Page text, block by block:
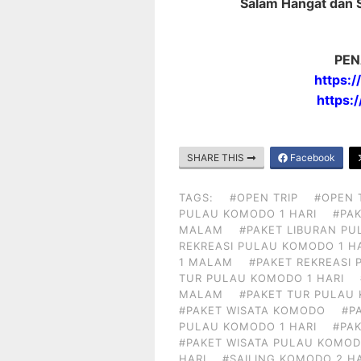
Salam Hangat dan
SHARE THIS Facebook
TAGS: #OPEN TRIP
#OPEN
PULAU KOMODO 1 HARI
MALAM
#PAKET LIBURAN
REKREASI PULAU KOMODO 1
1 MALAM
#PAKET
TUR PULAU KOMODO 1 HARI
MALAM
#PAKET TUR
#PAKET WISATA KOMODO
PULAU KOMODO 1 HARI
#PAKET WISATA PULAU